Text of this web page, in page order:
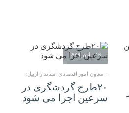
16 نوامبر 2019
معاون امور اقتصادی استاندار اربیل:
۲۰طرح گردشگری در
سرعین اجرا می شود